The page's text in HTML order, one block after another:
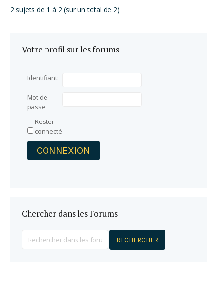
2 sujets de 1 à 2 (sur un total de 2)
Votre profil sur les forums
Identifiant:
Mot de
passe:
Rester
connecté
CONNEXION
Chercher dans les Forums